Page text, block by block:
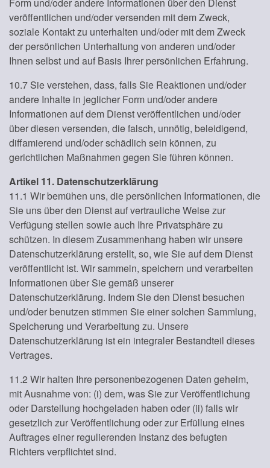
veröffentlichen und/oder versenden mit dem Zweck,
soziale Kontakt zu unterhalten und/oder mit dem Zweck
der persönlichen Unterhaltung von anderen und/oder
Ihnen selbst und auf Basis Ihrer persönlichen Erfahrung.
10.7 Sie verstehen, dass, falls Sie Reaktionen und/oder
andere Inhalte in jeglicher Form und/oder andere
Informationen auf dem Dienst veröffentlichen und/oder
über diesen versenden, die falsch, unnötig, beleidigend,
diffamierend und/oder schädlich sein können, zu
gerichtlichen Maßnahmen gegen Sie führen können.
Artikel 11. Datenschutzerklärung
11.1 Wir bemühen uns, die persönlichen Informationen, die
Sie uns über den Dienst auf vertrauliche Weise zur
Verfügung stellen sowie auch Ihre Privatsphäre zu
schützen. In diesem Zusammenhang haben wir unsere
Datenschutzerklärung erstellt, so, wie Sie auf dem Dienst
veröffentlicht ist. Wir sammeln, speichern und verarbeiten
Informationen über Sie gemäß unserer
Datenschutzerklärung. Indem Sie den Dienst besuchen
und/oder benutzen stimmen Sie einer solchen Sammlung,
Speicherung und Verarbeitung zu. Unsere
Datenschutzerklärung ist ein integraler Bestandteil dieses
Vertrages.
11.2 Wir halten Ihre personenbezogenen Daten geheim,
mit Ausnahme von: (i) dem, was Sie zur Veröffentlichung
oder Darstellung hochgeladen haben oder (ii) falls wir
gesetzlich zur Veröffentlichung oder zur Erfüllung eines
Auftrages einer regulierenden Instanz des befugten
Richters verpflichtet sind.